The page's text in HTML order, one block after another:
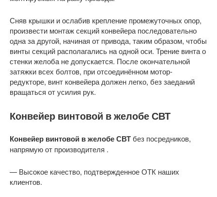
Сняв крышки и ослабив крепление промежуточных опор,
произвести монтаж секций конвейера последовательно
одна за другой, начиная от привода, таким образом, чтобы
винты секций располагались на одной оси. Трение винта о
стенки желоба не допускается. После окончательной
затяжки всех болтов, при отсоединённом мотор-
редукторе, винт конвейера должен легко, без заеданий
вращаться от усилия рук.
Конвейер винтовой в желобе СВТ
Конвейер винтовой в желобе СВТ без посредников,
напрямую от производителя .
— Высокое качество, подтвержденное ОТК наших
клиентов.